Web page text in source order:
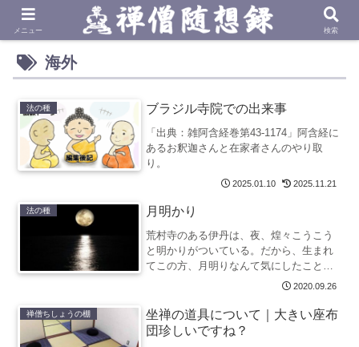
海外
法の種 ブラジル寺院での出来事
「出典：雑阿含経巻第43-1174」阿含経に
あるお釈迦さんと在家者さんのやり取
り。
2025.01.10 2025.11.21
法の種 月明かり
荒村寺のある伊丹は、夜、煌々こうこう
と明かりがついている。だから、生まれ
てこの方、月明りなんて気にしたことが
なかった。私が月の明るさを知ったの
禅センターは山の奥のそ...
2020.09.26
禅僧ちしょうの棚
坐禅の道具について｜大きい座布
団珍しいですね？
メニュー 検索